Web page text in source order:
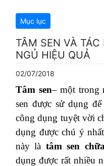
Mục lục
TÂM SEN VÀ
NGỦ HIỆU QUẢ
02/07/2018
Tâm sen– một trong
sen được sử dụng
công dụng tuyệt vời
dụng được chú ý
này là tâm sen
dụng được rất nhiều